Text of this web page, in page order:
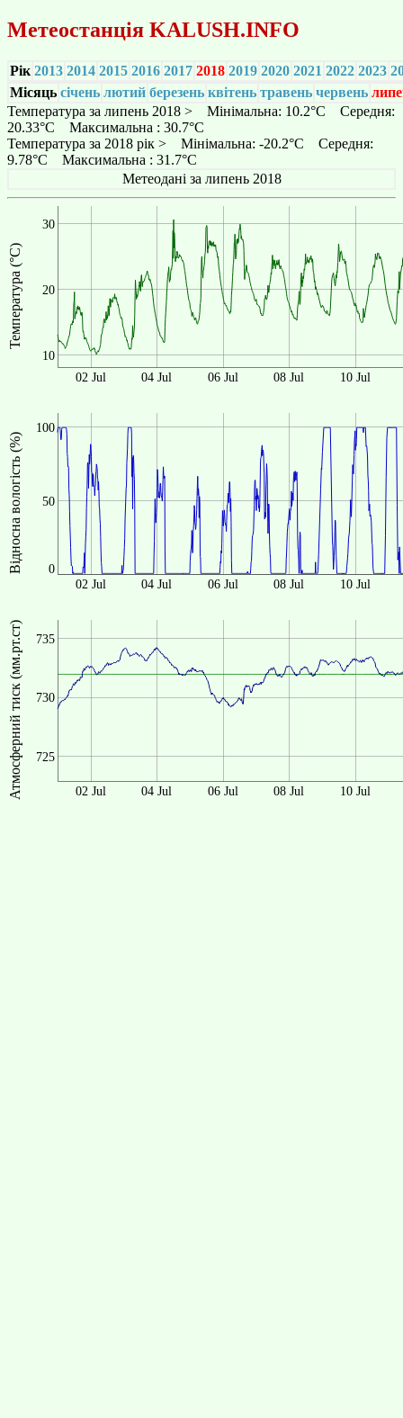
Метеостанція KALUSH.INFO
Рік 2013 2014 2015 2016 2017 2018 2019 2020 2021 2022 2023
Місяць січень лютий березень квітень травень червень
Температура за липень 2018 > Мінімальна: 10.2°C Середня:
20.33°C Максимальна : 30.7°C
Температура за 2018 рік > Мінімальна: -20.2°C Середня:
9.78°C Максимальна : 31.7°C
Метеодані за липень 2018
Температура (°C)
10
20
30
02 Jul 04 Jul 06 Jul 08 Jul 10 Jul
Відносна вологість (%) 0
50
100
02 Jul 04 Jul 06 Jul 08 Jul 10 Jul
Атмосферний тиск (мм.рт.ст) 725
730
735
02 Jul 04 Jul 06 Jul 08 Jul 10 Jul